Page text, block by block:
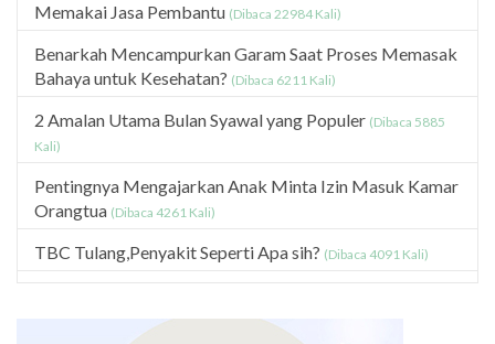
Memakai Jasa Pembantu (Dibaca 22984 Kali)
Benarkah Mencampurkan Garam Saat Proses Memasak
Bahaya untuk Kesehatan? (Dibaca 6211 Kali)
2 Amalan Utama Bulan Syawal yang Populer (Dibaca 5885
Kali)
Pentingnya Mengajarkan Anak Minta Izin Masuk Kamar
Orangtua (Dibaca 4261 Kali)
TBC Tulang,Penyakit Seperti Apa sih? (Dibaca 4091 Kali)